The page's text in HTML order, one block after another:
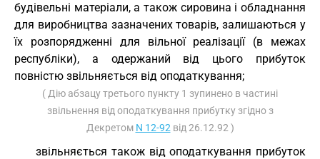
будівельні матеріали, а також сировина і обладнання
для виробництва зазначених товарів, залишаються у
їх розпорядженні для вільної реалізації (в межах
республіки), а одержаний від цього прибуток
повністю звільняється від оподаткування;
( Дію абзацу третього пункту 1 зупинено в частині
звільнення від оподаткування прибутку згідно з
Декретом N 12-92 від 26.12.92 )
звільняється також від оподаткування прибуток